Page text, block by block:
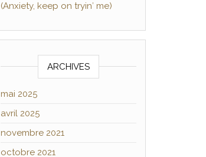
(Anxiety, keep on tryin′ me)
ARCHIVES
mai 2025
avril 2025
novembre 2021
octobre 2021